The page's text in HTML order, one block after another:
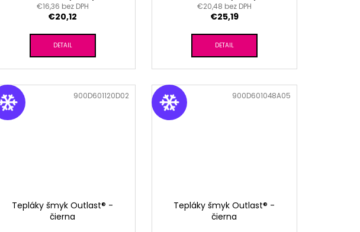
€16,36 bez DPH
€20,12
DETAIL
€20,48 bez DPH
€25,19
DETAIL
Tepláky šmyk Outlast® -
čierna
900D601120D02
Tepláky šmyk Outlast® -
čierna
900D601048A05